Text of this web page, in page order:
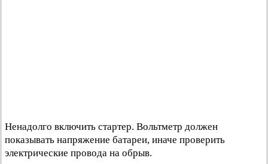
Ненадолго включить стартер. Вольтметр должен
показывать напряжение батареи, иначе проверить
электрические провода на обрыв.